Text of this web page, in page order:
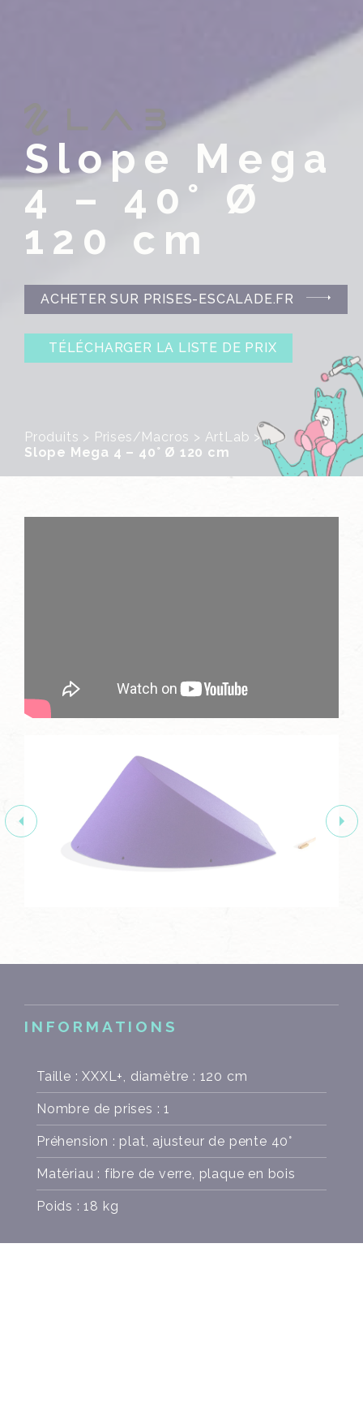
Slope Mega
4 – 40° Ø
120 cm
ACHETER SUR PRISES-ESCALADE.FR
TÉLÉCHARGER LA LISTE DE PRIX
Produits > Prises/Macros > ArtLab >
Slope Mega 4 – 40° Ø 120 cm
INFORMATIONS
Taille : XXXL+, diamètre : 120 cm
Nombre de prises : 1
Préhension : plat, ajusteur de pente 40°
Matériau : fibre de verre, plaque en bois
Poids : 18 kg